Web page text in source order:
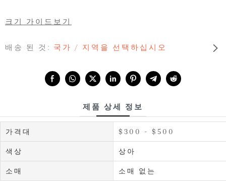
배송 된 것: 국가 / 지역을 선택하십시오
크기 가이드보기
제품 상세 정보
가격대 $300 - $500
색상 상아
소매 소매 없는